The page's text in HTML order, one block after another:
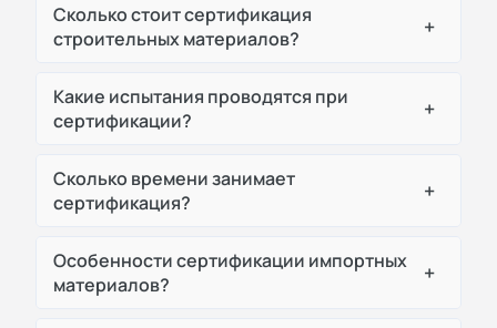
Сколько стоит сертификация
строительных материалов?
+
Какие испытания проводятся при
сертификации?
+
Сколько времени занимает
сертификация?
+
Особенности сертификации импортных
материалов?
+